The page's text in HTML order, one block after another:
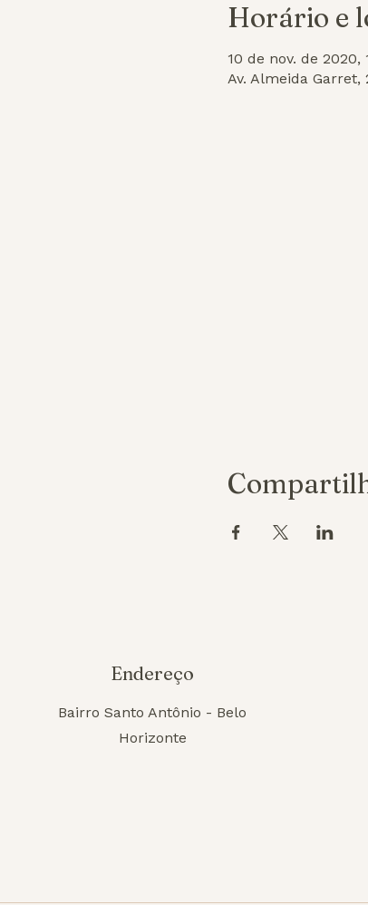
Horário e
10 de nov. de 2020,
Av. Almeida Garret,
Endereço
Bairro Santo Antônio - Belo
Horizonte